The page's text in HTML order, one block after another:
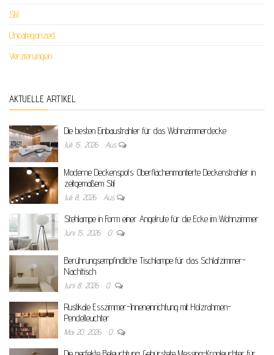
Stil
Uncategorized
Verzierungen
AKTUELLE ARTIKEL
Die besten Einbaustrahler für das Wohnzimmerdecke
Juli 15, 2026 Aus
Moderne Deckenspots: Oberflächenmontierte Deckenstrahler in
zeitgemäßem Stil
Juli 8, 2026 Aus
Stehlampe in Form einer Angelrute für die Ecke im Wohnzimmer
Juni 15, 2026 0
Berührungsempfindliche Tischlampe für das Schlafzimmer-
Nachttisch
Juni 8, 2026 0
Rustikale Esszimmer-Inneneinrichtung mit Holzrahmen-
Pendelleuchter
Mai 20, 2026 0